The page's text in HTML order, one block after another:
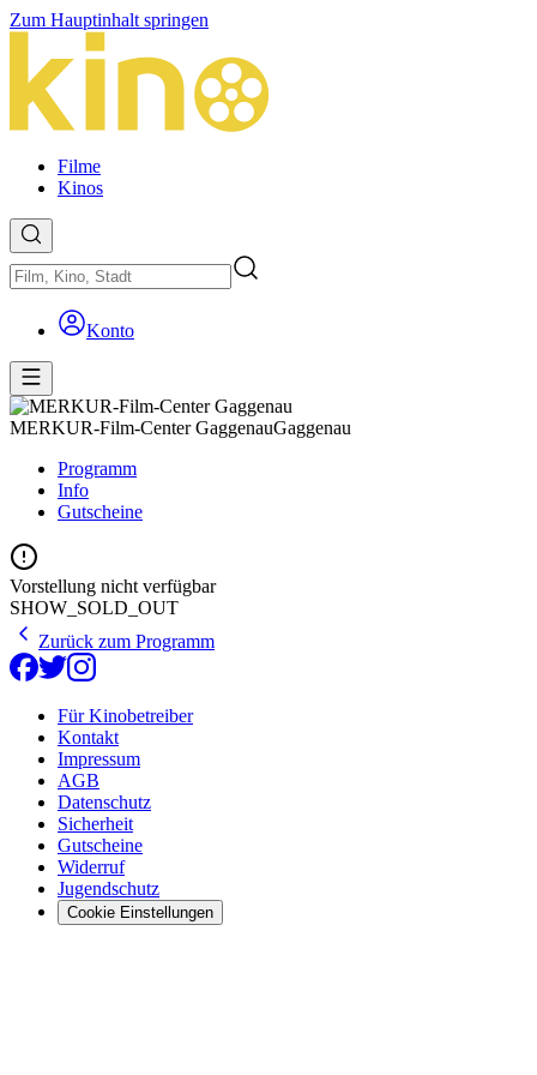
Zum Hauptinhalt springen
Filme
Kinos
Konto
MERKUR-Film-Center GaggenauGaggenau
Programm
Info
Gutscheine
Vorstellung nicht verfügbar
SHOW_SOLD_OUT
Zurück zum Programm
Für Kinobetreiber
Kontakt
Impressum
AGB
Datenschutz
Sicherheit
Gutscheine
Widerruf
Jugendschutz
Cookie Einstellungen